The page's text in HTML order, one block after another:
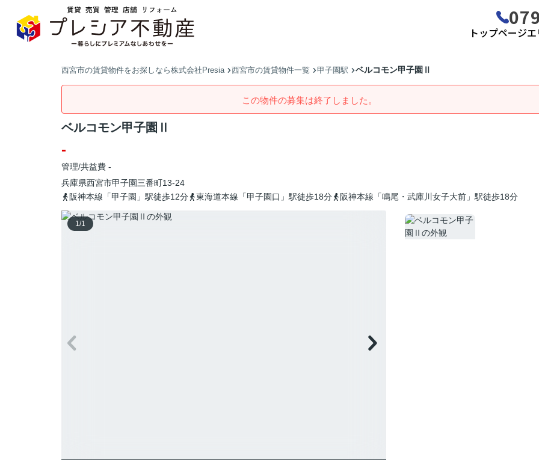
トップページ
西宮市の賃貸物件をお探しなら株式会社Presia 西宮市の賃貸物件一覧 甲子園駅 ベルコモン甲子園Ⅱ
この物件の募集は終了しました。
ベルコモン甲子園Ⅱ
-
管理/共益費 -
兵庫県西宮市甲子園三番町13-24
阪神本線「甲子園」駅徒歩12分
東海道本線「甲子園口」駅徒歩18分 阪神本線「鳴尾・武庫川女子大前」駅徒歩18分
1/1